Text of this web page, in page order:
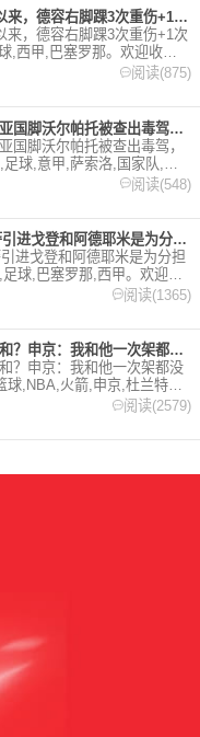
[足球]世体：加盟巴萨以来，德容右脚踝3次重伤+1次膝盖伤+
来，德容右脚踝3次重伤+1次
,西甲,巴塞罗那。欢迎收藏
新的足球，篮球体育资讯。
阅读(875)
【西甲】澳媒：澳大利亚国脚沃尔帕托被查出毒驾，禁赛期在3个月
国脚沃尔帕托被查出毒驾，
球,意甲,萨索洛,国家队,澳
甲,五洲。欢迎收藏本站，
阅读(548)
[有道理嘛?]世体：巴萨引进戈登和阿德耶米是为分担进攻重任，
进戈登和阿德耶米是为分担
球,巴塞罗那,西甲。欢迎收
最新的足球，篮球体育资
阅读(1365)
[体育世界]与KD关系不和？申京：我和他一次架都没吵过 我们
？申京：我和他一次架都没
球,NBA,火箭,申京,杜兰特。
你更新最新的足球，篮球体
阅读(2579)